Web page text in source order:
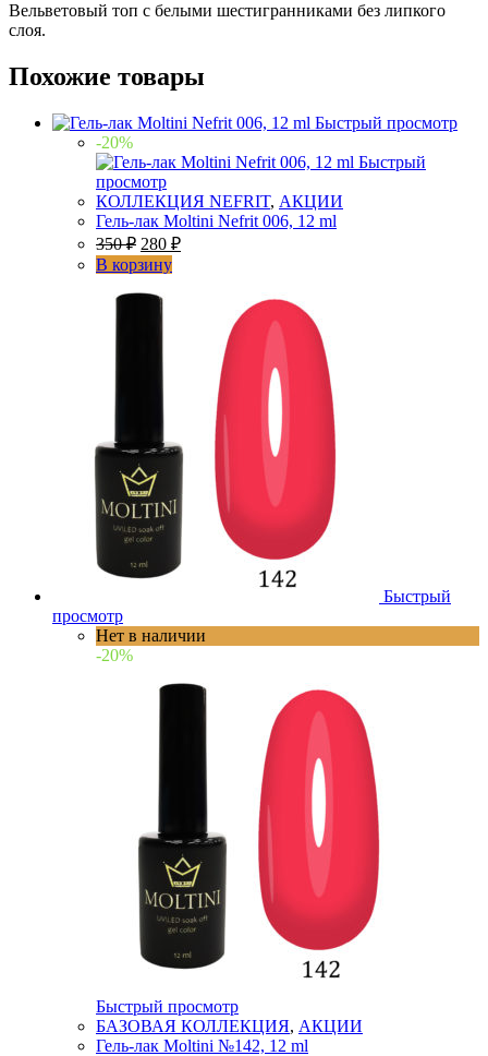
Вельветовый топ с белыми шестигранниками без липкого
слоя.
Похожие товары
Быстрый просмотр
-20%
Быстрый
просмотр
КОЛЛЕКЦИЯ NEFRIT, АКЦИИ
Гель-лак Moltini Nefrit 006, 12 ml
350₽ 280 ₽
В корзину
Быстрый
просмотр
Нет в наличии
-20%
Быстрый просмотр
БАЗОВАЯ КОЛЛЕКЦИЯ, АКЦИИ
Гель-лак Moltini №142, 12 ml